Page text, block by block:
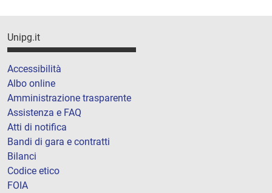
Unipg.it
Accessibilità
Albo online
Amministrazione trasparente
Assistenza e FAQ
Atti di notifica
Bandi di gara e contratti
Bilanci
Codice etico
FOIA